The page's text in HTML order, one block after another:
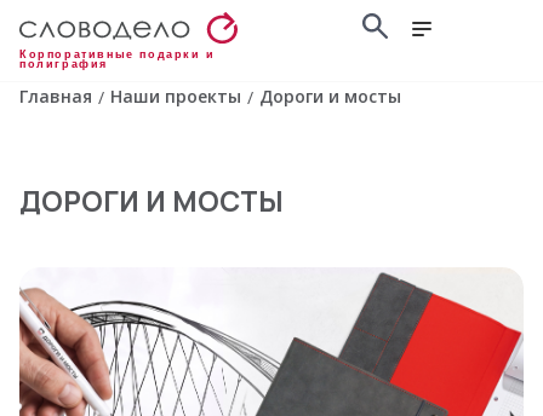
Корпоративные подарки и
полиграфия
Главная / Наши проекты / Дороги и мосты
ДОРОГИ И МОСТЫ